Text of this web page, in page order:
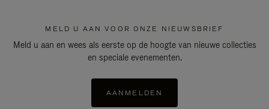
MELD U AAN VOOR ONZE NIEUWSBRIEF
Meld u aan en wees als eerste op de hoogte van nieuwe collecties
en speciale evenementen.
AANMELDEN